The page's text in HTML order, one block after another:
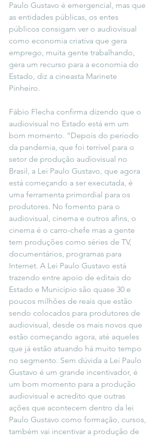
Paulo Gustavo é emergencial, mas que
as entidades públicas, os entes
públicos consigam ver o audiovisual
como economia criativa que gera
emprego, muita gente trabalhando,
gera um recurso para a economia do
Estado, diz a cineasta Marinete
Pinheiro.
Fábio Flecha confirma dizendo que o
audiovisual no Estado está em um
bom momento. “Depois do período
da pandemia, que foi terrível para o
setor de produção audiovisual no
Brasil, a Lei Paulo Gustavo, que agora
está começando a ser executada, é
uma ferramenta primordial para os
produtores. No fomento para o
audiovisual, cinema e outros afins, o
cinema é o carro-chefe mas a gente
tem produções como séries de TV,
documentários, programas para
Internet. A Lei Paulo Gustavo está
trazendo entre apoio de editais do
Estado e Município são quase 30 e
poucos milhões de reais que estão
sendo colocados para produtores de
audiovisual, desde os mais novos que
estão começando agora, até aqueles
que já estão atuando há muito tempo
no segmento. Sem dúvida a Lei Paulo
Gustavo é um grande incentivador, é
um bom momento para a produção
audiovisual e acredito que outras
ações que acontecem dentro da lei
Paulo Gustavo como formação, cursos,
também vai incentivar a produção de